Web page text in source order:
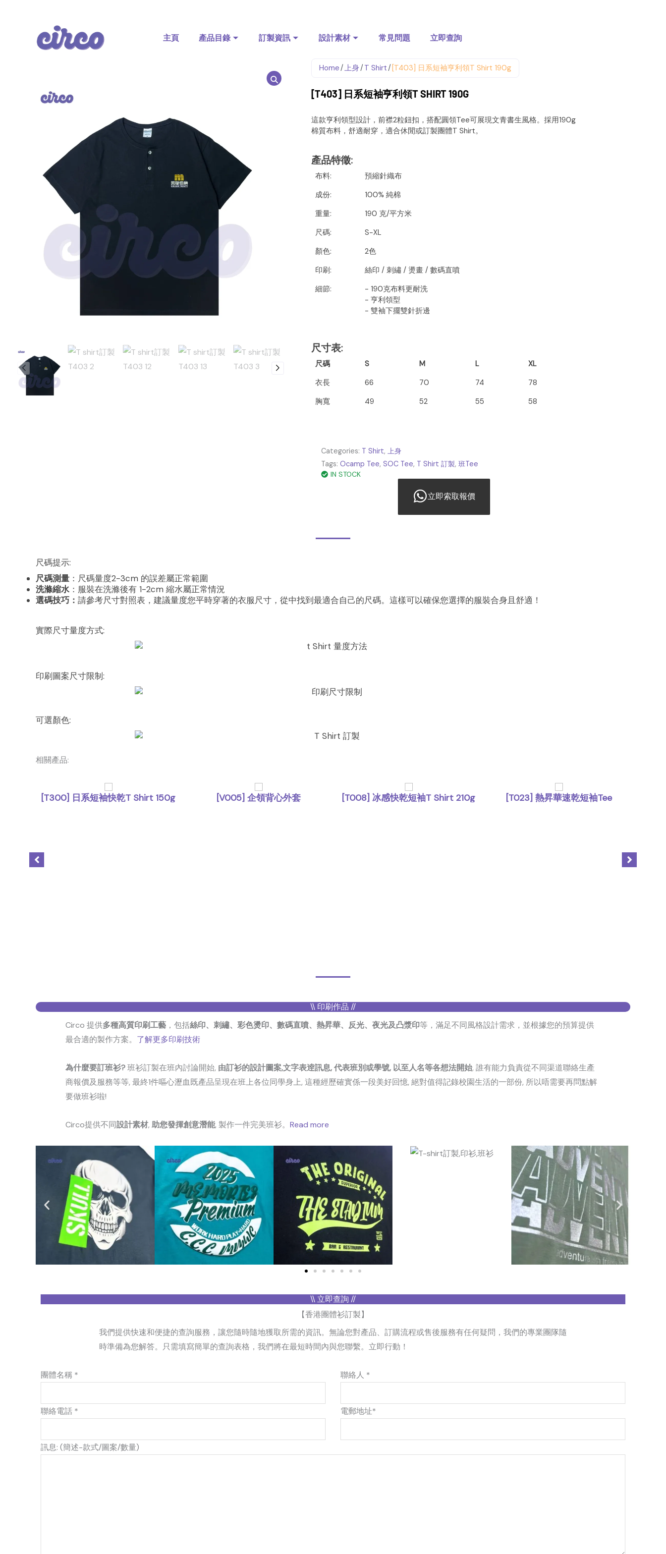
主頁 產品目錄 訂製資訊 設計素材 常見問題 立即查詢
Home/上身/T Shirt/ [T403] 日系短袖亨利領T Shirt 190g
[T403] 日系短袖亨利領T SHIRT 190G
這款亨利領型設計，前襟2粒鈕扣，搭配圓領Tee可展現文青書生風格。採用190g
棉質布料，舒適耐穿，適合休閒或訂製團體T Shirt。
產品特徵:
布料:
預縮針織布
成份:
100% 純棉
重量:
190 克/平方米
尺碼:
S-XL
顏色:
2色
印刷:
絲印 / 刺繡 / 燙畫 / 數碼直噴
細節:
- 190克布料更耐洗
- 亨利領型
- 雙袖下擺雙針折邊
尺寸表:
尺碼 S M L
XL
衣長
66 70 74
78
胸寬
49 52 55 58
Categories: T Shirt, 上身
Tags: Ocamp Tee, SOC Tee, T Shirt 訂製, 班Tee
IN STOCK
立即索取報價
尺碼提示:
尺碼測量 ：尺碼量度2-3cm 的誤差屬正常範圍
洗滌縮水 ：服裝在洗滌後有 1-2cm 縮水屬正常情況
選碼技巧： 請參考尺寸對照表，建議量度您平時穿著的衣服尺寸，從中找到最適合自己的尺碼。這樣可以確保您選擇的服裝合身且舒適！
實際尺寸量度方式:
印刷圖案尺寸限制:
可選顏色:
相關產品:
[T300] 日系短袖快乾T Shirt 150g [V005] 企領背心外套 [T008] 冰感快乾短袖T Shirt 210g [T023] 熱昇華速乾短袖Tee
\\ 印刷作品 //
Circo 提供多種高質印刷工藝 ，包括絲印、刺繡、彩色燙印、數碼直噴、熱昇華、反光、夜光及凸漿印等，滿足不同風格設計需求，並根據您的預算提供
最合適的製作方案。 了解更多印刷技術
為什麼要訂班衫?班衫訂製在班內討論開始, 由訂衫的設計圖案,文字表逹訊息, 代表班別或學號, 以至人名等各想法開始, 誰有能力負責從不同渠道聯絡生產
商報價及服務等等, 最終1件嘔心瀝血既產品呈現在班上各位同學身上, 這種經歷確實係一段美好回憶, 絕對值得記錄校園生活的一部份, 所以唔需要再問點解
要做班衫啦!
Circo提供不同設計素材, 助您發揮創意潛能, 製作一件完美班衫。 Read more
\\ 立即查詢 //
【香港團體衫訂製】
我們提供快速和便捷的查詢服務，讓您隨時隨地獲取所需的資訊。無論您對產品、訂購流程或售後服務有任何疑問，我們的專業團隊隨
時準備為您解答。只需填寫簡單的查詢表格，我們將在最短時間內與您聯繫。立即行動！
團體名稱 * 聯絡人 *
聯絡電話 * 電郵地址*
訊息: (簡述-款式/圖案/數量)